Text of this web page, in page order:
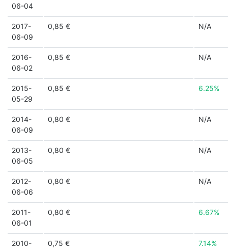
06-04
2017-
06-09
0,85 € N/A
2016-
06-02
0,85 € N/A
2015-
05-29
0,85 € 6.25%
2014-
06-09
0,80 € N/A
2013-
06-05
0,80 € N/A
2012-
06-06
0,80 € N/A
2011-
06-01
0,80 € 6.67%
2010-
0,75 € 7.14%